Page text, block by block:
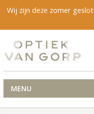
Wij zijn deze zomer
MENU